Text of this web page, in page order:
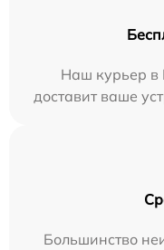
Наш курьер в
доставит ваше
Большинство